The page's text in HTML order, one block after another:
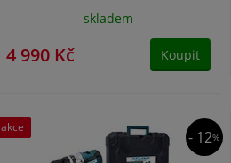
skladem
4 990 Kč Koupit
akce
- 12%